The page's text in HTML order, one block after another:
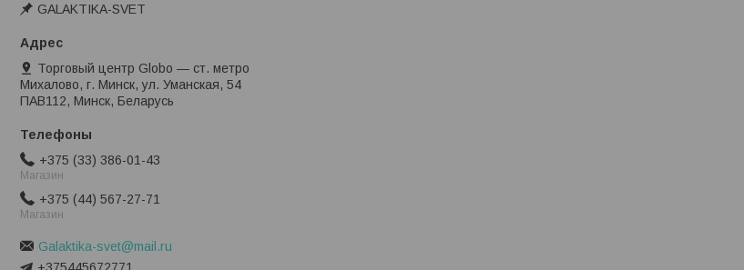
GALAKTIKA-SVET
Торговый центр Globo — ст. метро
Михалово, г. Минск, ул. Уманская, 54
ПАВ112, Минск, Беларусь
+375 (33) 386-01-43
Магазин
+375 (44) 567-27-71
Магазин
Galaktika-svet@mail.ru